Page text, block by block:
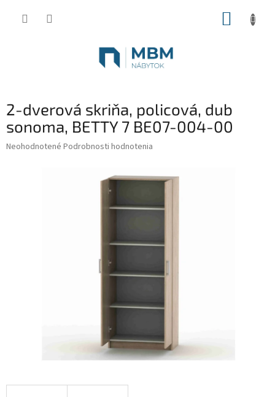
2-dverová skriňa, policová, dub
sonoma, BETTY 7 BE07-004-00
Priemerné
Neohodnotené Podrobnosti hodnotenia